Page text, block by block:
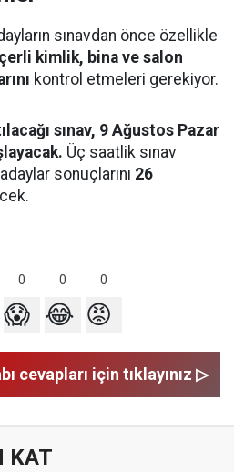
sınavdan önce özellikle
kimlik, bina ve salon
kontrol etmeleri gerekiyor.
sınav, 9 Ağustos Pazar
Üç saatlik sınav
sonuçlarını 26
0 0 0
😱 😂 😡
cevapları için tıklayınız ▷
KAT